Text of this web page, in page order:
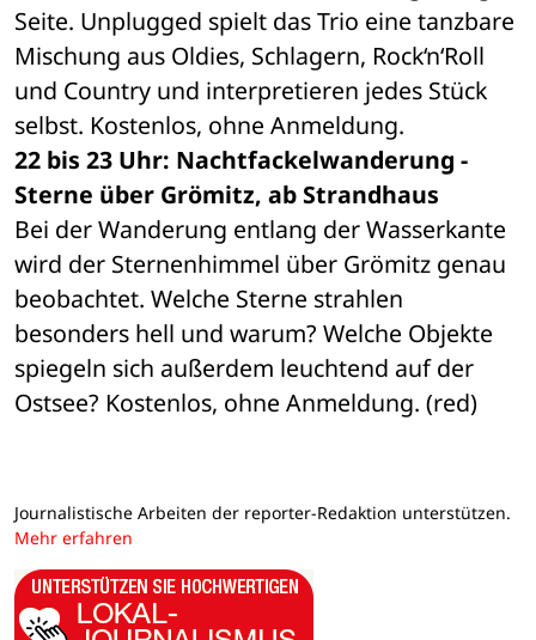
Seite. Unplugged spielt das Trio eine tanzbare
Mischung aus Oldies, Schlagern, Rock‘n‘Roll
und Country und interpretieren jedes Stück
selbst. Kostenlos, ohne Anmeldung.
22 bis 23 Uhr: Nachtfackelwanderung -
Sterne über Grömitz, ab Strandhaus
Bei der Wanderung entlang der Wasserkante
wird der Sternenhimmel über Grömitz genau
beobachtet. Welche Sterne strahlen
besonders hell und warum? Welche Objekte
spiegeln sich außerdem leuchtend auf der
Ostsee? Kostenlos, ohne Anmeldung. (red)
Journalistische Arbeiten der reporter-Redaktion unterstützen.
Mehr erfahren